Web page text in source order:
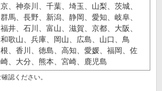
、神奈川、千葉、埼玉、山梨、茨城、
馬、長野、新潟、静岡、愛知、岐阜、
井、石川、富山、滋賀、京都、大阪、
歌山、兵庫、岡山、広島、山口、鳥
、香川、徳島、高知、愛媛、福岡、佐
、大分、熊本、宮崎、鹿児島
認ください。